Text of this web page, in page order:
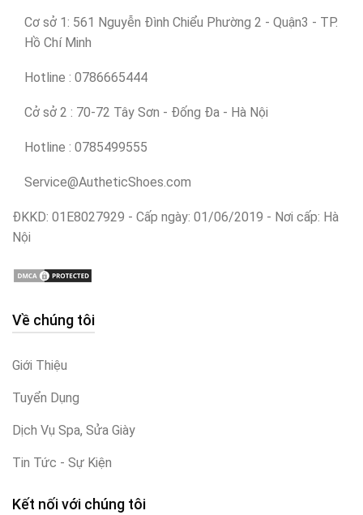
Cơ sở 1: 561 Nguyễn Đình Chiểu Phường 2 - Quận3 - TP.
Hồ Chí Minh
Hotline : 0786665444
Cở sở 2 : 70-72 Tây Sơn - Đống Đa - Hà Nội
Hotline : 0785499555
Service@AutheticShoes.com
ĐKKD: 01E8027929 - Cấp ngày: 01/06/2019 - Nơi cấp: Hà
Nội
Về chúng tôi
Giới Thiệu
Tuyển Dụng
Dịch Vụ Spa, Sửa Giày
Tin Tức - Sự Kiện
Kết nối với chúng tôi